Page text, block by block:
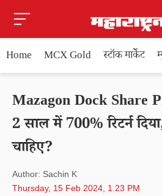
Home MCX Gold स्टॉक मार्केट
Mazagon Dock Share
2 साल में 700% रिटर्न
चाहिए?
Author: Sachin K
Thursday, 15 Feb 2024, 1.23 PM